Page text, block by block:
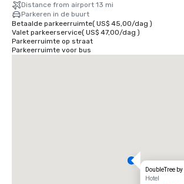
Distance from airport 13 mi
Parkeren in de buurt
Betaalde parkeerruimte( US$ 45,00/dag )
Valet parkeerservice( US$ 47,00/dag )
Parkeerruimte op straat
Parkeerruimte voor bus
DoubleTree
Hotel